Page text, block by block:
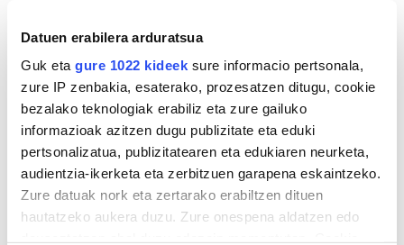
Datuen erabilera arduratsua
Guk eta gure 1022 kideek sure informacio pertsonala,
zure IP zenbakia, esaterako, prozesatzen ditugu, cookie
bezalako teknologiak erabiliz eta zure gailuko
informazioak azitzen dugu publizitate eta eduki
pertsonalizatua, publizitatearen eta edukiaren neurketa,
audientzia-ikerketa eta zerbitzuen garapena eskaintzeko.
Zure datuak nork eta zertarako erabiltzen dituen
hautatzeko aukera duzu. Zure onespena aldatzen edo
MEMORIA HISTORIKOA
«Gai tabua izan da etxe gehienetan, jendeak
azkeneko momentuan hitz egin du»